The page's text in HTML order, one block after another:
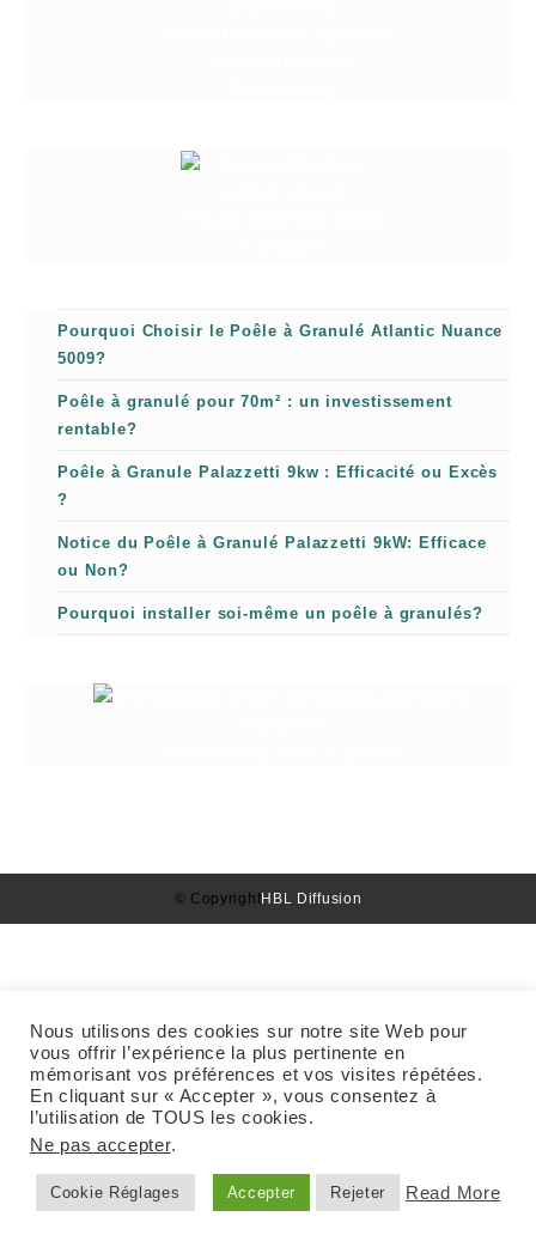
Pourquoi Choisir le Poêle à Granulé Atlantic Nuance
5009?
Poêle à granulé pour 70m² : un investissement
rentable?
Poêle à Granule Palazzetti 9kw : Efficacité ou Excès
?
Notice du Poêle à Granulé Palazzetti 9kW: Efficace
ou Non?
Pourquoi installer soi-même un poêle à granulés?
© CopyrightHBL Diffusion
Nous utilisons des cookies sur notre site Web pour
vous offrir l’expérience la plus pertinente en
mémorisant vos préférences et vos visites répétées.
En cliquant sur « Accepter », vous consentez à
l’utilisation de TOUS les cookies.
Ne pas accepter.
Cookie Réglages Accepter Rejeter Read More